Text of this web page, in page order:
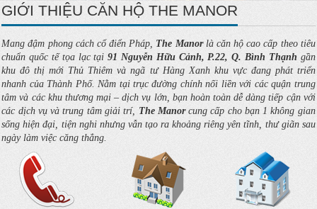
GIỚI THIỆU CĂN HỘ THE MANOR
Mang đậm phong cách cổ điển Pháp, The Manorlà căn hộ cao cấp theo tiêu
chuẩn quốc tế tọa lạc tại91 Nguyễn Hữu Cảnh, P.22, Q. Bình Thạnh gần
khu đô thị mới Thủ Thiêm và ngã tư Hàng Xanh khu vực đang phát triển
nhanh của Thành Phố. Nằm tại trục đường chính nối liền với các quận trung
tâm và các khu thương mại – dịch vụ lớn, bạn hoàn toàn dễ dàng tiếp cận với
các dịch vụ và trung tâm giải trí, The Manorcung cấp cho bạn 1 không gian
sống hiện đại, tiện nghi nhưng vẫn tạo ra khoảng riêng yên tĩnh, thư giãn sau
ngày làm việc căng thẳng.